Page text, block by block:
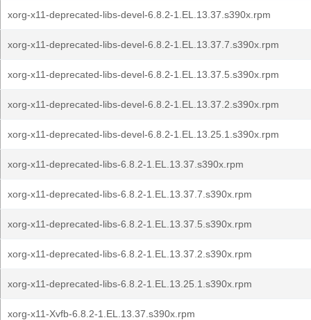
xorg-x11-deprecated-libs-devel-6.8.2-1.EL.13.37.s390x.rpm
xorg-x11-deprecated-libs-devel-6.8.2-1.EL.13.37.7.s390x.rpm
xorg-x11-deprecated-libs-devel-6.8.2-1.EL.13.37.5.s390x.rpm
xorg-x11-deprecated-libs-devel-6.8.2-1.EL.13.37.2.s390x.rpm
xorg-x11-deprecated-libs-devel-6.8.2-1.EL.13.25.1.s390x.rpm
xorg-x11-deprecated-libs-6.8.2-1.EL.13.37.s390x.rpm
xorg-x11-deprecated-libs-6.8.2-1.EL.13.37.7.s390x.rpm
xorg-x11-deprecated-libs-6.8.2-1.EL.13.37.5.s390x.rpm
xorg-x11-deprecated-libs-6.8.2-1.EL.13.37.2.s390x.rpm
xorg-x11-deprecated-libs-6.8.2-1.EL.13.25.1.s390x.rpm
xorg-x11-Xvfb-6.8.2-1.EL.13.37.s390x.rpm